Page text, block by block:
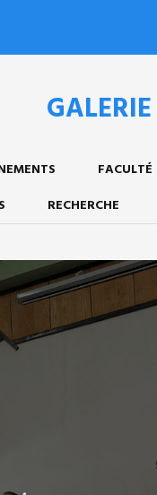
GALERIE
FACULTÉ
RECHERCHE